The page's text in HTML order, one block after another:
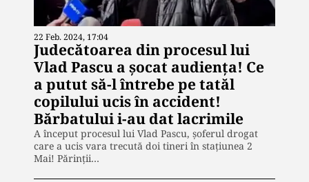
22 Feb. 2024, 17:04
Judecătoarea din procesul lui
Vlad Pascu a șocat audiența! Ce
a putut să-l întrebe pe tatăl
copilului ucis în accident!
Bărbatului i-au dat lacrimile
A început procesul lui Vlad Pascu, șoferul drogat
care a ucis vara trecută doi tineri în stațiunea 2
Mai! Părinții…